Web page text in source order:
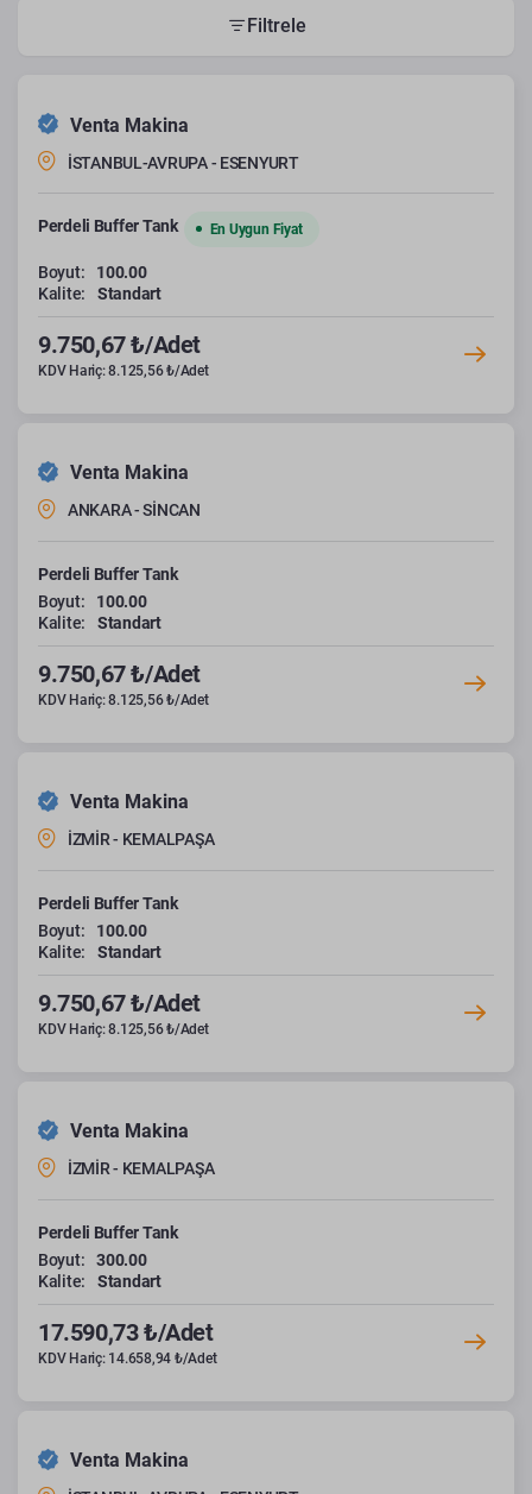
Filtrele
Venta Makina
İSTANBUL-AVRUPA - ESENYURT
Perdeli Buffer Tank En Uygun Fiyat
Boyut:
100.00
Kalite:
Standart
9.750,67 ₺/Adet
KDV Hariç: 8.125,56 ₺/Adet
Venta Makina
ANKARA - SİNCAN
Perdeli Buffer Tank
Boyut:
100.00
Kalite:
Standart
9.750,67 ₺/Adet
KDV Hariç: 8.125,56 ₺/Adet
Venta Makina
İZMİR - KEMALPAŞA
Perdeli Buffer Tank
Boyut:
100.00
Kalite:
Standart
9.750,67 ₺/Adet
KDV Hariç: 8.125,56 ₺/Adet
Venta Makina
İZMİR - KEMALPAŞA
Perdeli Buffer Tank
Boyut:
300.00
Kalite:
Standart
17.590,73 ₺/Adet
KDV Hariç: 14.658,94 ₺/Adet
Venta Makina